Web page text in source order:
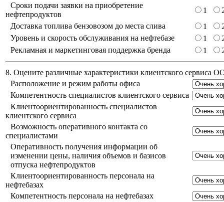
Сроки подачи заявки на приобретение
нефтепродуктов
1
Доставка топлива бензовозом до места слива
1
Уровень и скорость обслуживания на нефтебазе
1
Рекламная и маркетинговая поддержка бренда
1
8. Оцените различные характеристики клиентского сервиса
Расположение и режим работы офиса
Компетентность специалистов клиентского сервиса
Клиентоориентированность специалистов
клиентского сервиса
Возможность оперативного контакта со
специалистами
Оперативность получения информации об
изменении цены, наличия объемов и базисов
отпуска нефтепродуктов
Клиентоориентированность персонала на
нефтебазах
Компетентность персонала на нефтебазах